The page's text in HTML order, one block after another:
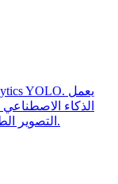
الذكاء
التصوير الطبي، والتشخيص الأكثر ذكاءً، ومراقبة المرضى.